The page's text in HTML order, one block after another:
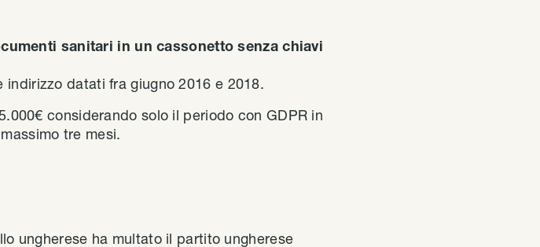
sanitari in un cassonetto senza chiavi
datati fra giugno 2016 e 2018.
considerando solo il periodo con GDPR in
tre mesi.
ungherese ha multato il partito ungherese